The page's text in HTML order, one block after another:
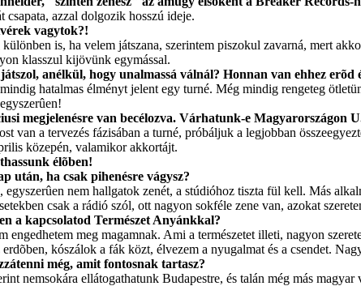
csapata, azzal dolgozik hosszú ideje.
vagytok?!
is, ha velem játszana, szerintem piszokul zavarná, mert
klasszul kijövünk egymással.
anélkül, hogy unalmassá válnál? Honnan van ehhez erõd
hatalmas élményt jelent egy turné. Még mindig rengeteg
megjelenésre van becélozva. Várhatunk-e Magyarországon
van a tervezés fázisában a turné, próbáljuk a legjobban
közepén, valamikor akkortájt.
élõben!
után, ha csak pihenésre vágysz?
nem hallgatok zenét, a stúdióhoz tiszta fül kell. Más
csak a rádió szól, ott nagyon sokféle zene van, azokat
a kapcsolatod Természet Anyánkkal?
engedhetem meg magamnak. Ami a természetet illeti, nagyon
kószálok a fák közt, élvezem a nyugalmat és a csendet.
még, amit fontosnak tartasz?
nemsokára ellátogathatunk Budapestre, és talán még más